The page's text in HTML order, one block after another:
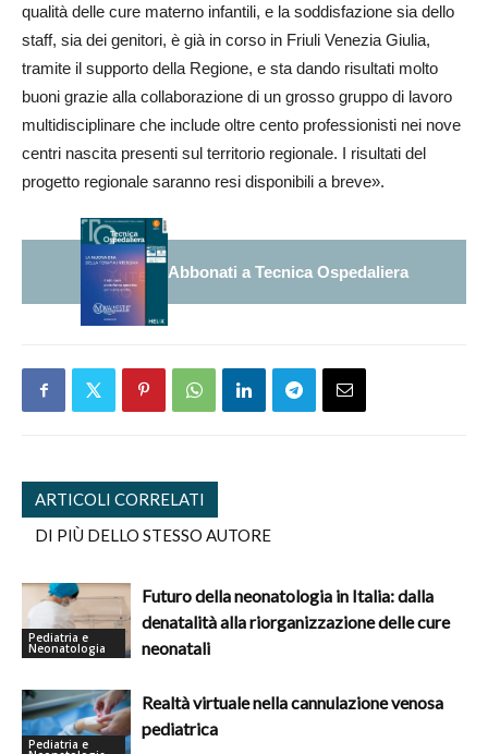
qualità delle cure materno infantili, e la soddisfazione sia dello
staff, sia dei genitori, è già in corso in Friuli Venezia Giulia,
tramite il supporto della Regione, e sta dando risultati molto
buoni grazie alla collaborazione di un grosso gruppo di lavoro
multidisciplinare che include oltre cento professionisti nei nove
centri nascita presenti sul territorio regionale. I risultati del
progetto regionale saranno resi disponibili a breve».
Abbonati a Tecnica Ospedaliera
ARTICOLI CORRELATI
DI PIÙ DELLO STESSO AUTORE
Pediatria e
Neonatologia
Futuro della neonatologia in Italia: dalla
denatalità alla riorganizzazione delle cure
neonatali
Pediatria e
Realtà virtuale nella cannulazione venosa
pediatrica